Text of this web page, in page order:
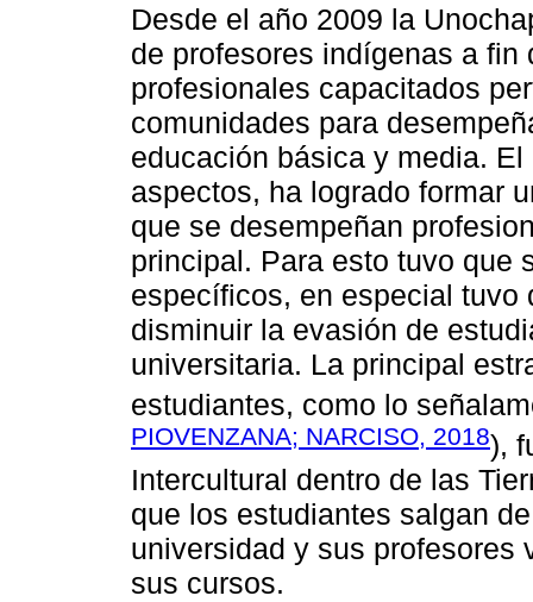
Desde el año 2009 la
de profesores indígenas a
profesionales capacitados
comunidades para
educación básica y media.
aspectos, ha logrado formar
que se desempeñan
principal. Para esto tuvo que
específicos, en especial tuvo
disminuir la evasión de
universitaria. La principal
estudiantes, como lo
PIOVENZANA; NARCISO, 2018),
Intercultural dentro de las
que los estudiantes salgan
universidad y sus profesores
sus cursos.